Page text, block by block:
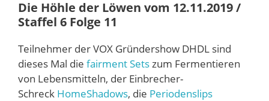
Die Höhle der Löwen vom 12.11.2019 /
Staffel 6 Folge 11
Teilnehmer der VOX Gründershow DHDL sind
dieses Mal die fairment Setszum Fermentieren
von Lebensmitteln, der Einbrecher-
Schreck HomeShadows, die Periodenslips